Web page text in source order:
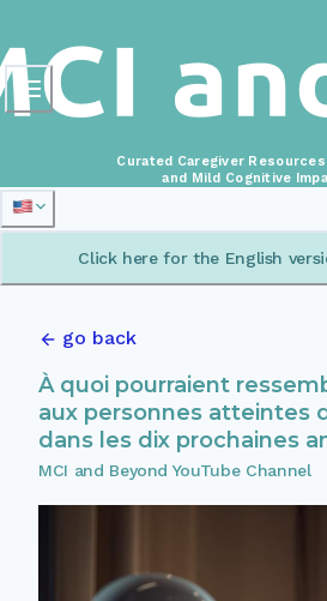
Curated Caregiver
and Mild Cognitive
Click here for the English
go back
À quoi pourraient
aux personnes atteintes
dans les dix prochaines
MCI and Beyond YouTube Channel